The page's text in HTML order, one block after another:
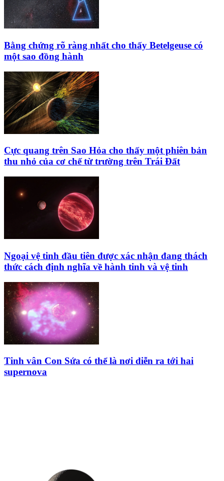
Bằng chứng rõ ràng nhất cho thấy Betelgeuse có
một sao đồng hành
Cực quang trên Sao Hỏa cho thấy một phiên bản
thu nhỏ của cơ chế từ trường trên Trái Đất
Ngoại vệ tinh đầu tiên được xác nhận đang thách
thức cách định nghĩa về hành tinh và vệ tinh
Tinh vân Con Sứa có thể là nơi diễn ra tới hai
supernova